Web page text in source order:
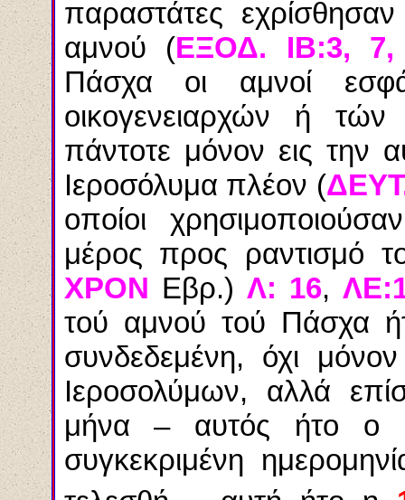
παραστάτες
αμνού (ΕΞΟΔ. ΙΒ:3, 7,
Πάσχα οι αμνοί
οικογενειαρχών ή
πάντοτε μόνον εις την
Ιεροσόλυμα πλέον (
οποίοι
μέρος προς ραντισμό
ΧΡΟΝ Εβρ.) Λ: 16,
τού αμνού τού Πάσχα
συνδεδεμένη, όχι
Ιεροσολύμων, αλλά
μήνα – αυτός ήτο ο
συγκεκριμένη